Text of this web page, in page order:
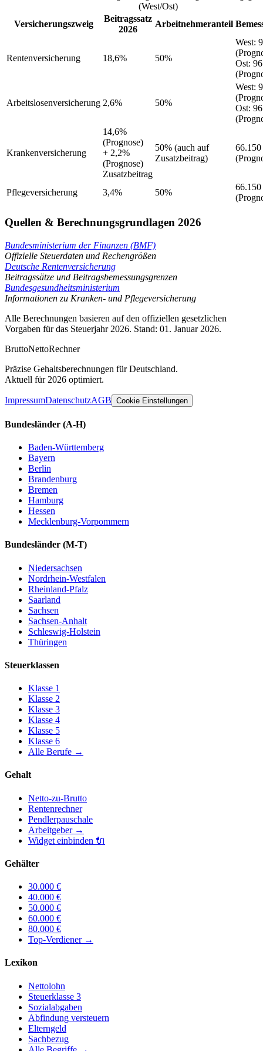
(West/Ost)
Versicherungszweig
Beitragssatz
2026
Arbeitnehmeranteil
Rentenversicherung 18,6% 50%
West:
Ost:
Arbeitslosenversicherung 2,6% 50%
West:
Ost:
Krankenversicherung
14,6%
(Prognose)
+ 2,2%
(Prognose)
Zusatzbeitrag
50% (auch auf
Zusatzbeitrag)
66.150
Pflegeversicherung 3,4% 50%
66.150
Quellen & Berechnungsgrundlagen 2026
Bundesministerium der Finanzen (BMF)
Offizielle Steuerdaten und Rechengrößen
Deutsche Rentenversicherung
Beitragssätze und Beitragsbemessungsgrenzen
Bundesgesundheitsministerium
Informationen zu Kranken- und Pflegeversicherung
Alle Berechnungen basieren auf den offiziellen gesetzlichen
Vorgaben für das Steuerjahr 2026. Stand: 01. Januar 2026.
BruttoNettoRechner
Präzise Gehaltsberechnungen für Deutschland.
Aktuell für 2026 optimiert.
ImpressumDatenschutzAGB Cookie Einstellungen
Bundesländer (A-H)
Baden-Württemberg
Bayern
Berlin
Brandenburg
Bremen
Hamburg
Hessen
Mecklenburg-Vorpommern
Bundesländer (M-T)
Niedersachsen
Nordrhein-Westfalen
Rheinland-Pfalz
Saarland
Sachsen
Sachsen-Anhalt
Schleswig-Holstein
Thüringen
Steuerklassen
Klasse 1
Klasse 2
Klasse 3
Klasse 4
Klasse 5
Klasse 6
Alle Berufe →
Gehalt
Netto-zu-Brutto
Rentenrechner
Pendlerpauschale
Arbeitgeber→
Widget einbinden 🔌
Gehälter
30.000 €
40.000 €
50.000 €
60.000 €
80.000 €
Top-Verdiener→
Lexikon
Nettolohn
Steuerklasse 3
Sozialabgaben
Abfindung versteuern
Elterngeld
Sachbezug